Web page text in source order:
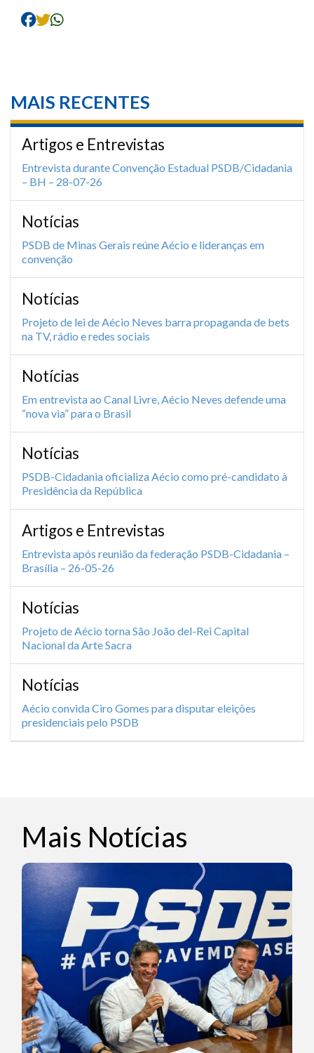
MAIS RECENTES
Artigos e Entrevistas
Entrevista durante Convenção Estadual PSDB/Cidadania
– BH – 28-07-26
Notícias
PSDB de Minas Gerais reúne Aécio e lideranças em
convenção
Notícias
Projeto de lei de Aécio Neves barra propaganda de bets
na TV, rádio e redes sociais
Notícias
Em entrevista ao Canal Livre, Aécio Neves defende uma
“nova via” para o Brasil
Notícias
PSDB-Cidadania oficializa Aécio como pré-candidato à
Presidência da República
Artigos e Entrevistas
Entrevista após reunião da federação PSDB-Cidadania –
Brasília – 26-05-26
Notícias
Projeto de Aécio torna São João del-Rei Capital
Nacional da Arte Sacra
Notícias
Aécio convida Ciro Gomes para disputar eleições
presidenciais pelo PSDB
Mais Notícias